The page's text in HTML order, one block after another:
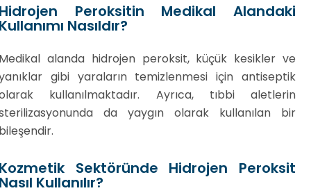
Peroksitin Medikal Alandaki
Nasıldır?
alanda hidrojen peroksit, küçük kesikler ve
gibi yaraların temizlenmesi için antiseptik
kullanılmaktadır. Ayrıca, tıbbi aletlerin
da yaygın olarak kullanılan bir
Sektöründe Hidrojen Peroksit
Kullanılır?